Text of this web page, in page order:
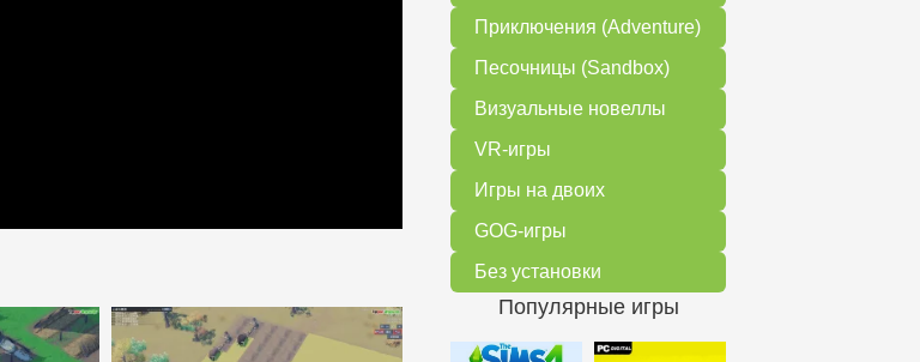
Приключения (Adventure)
Песочницы (Sandbox)
Визуальные новеллы
VR-игры
Игры на двоих
GOG-игры
Без установки
Популярные игры